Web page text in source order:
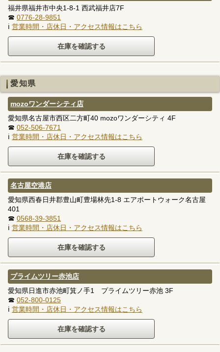
福井県福井市中央1-8-1 西武福井店7F
☎ 0776-28-9851
ℹ 営業時間・店休日・アクセス情報はこちら
愛知県
mozoワンダーシティ店
愛知県名古屋市西区二方町40 mozoワンダーシティ 4F
☎ 052-506-7671
ℹ 営業時間・店休日・アクセス情報はこちら
名古屋空港店
愛知県西春日井郡豊山町豊場林先1-8 エアポートウォーク名古屋
401
☎ 0568-39-3851
ℹ 営業時間・店休日・アクセス情報はこちら
プライムツリー赤池店
愛知県日進市赤池町箕ノ手1 プライムツリー赤池 3F
☎ 052-800-0125
ℹ 営業時間・店休日・アクセス情報はこちら